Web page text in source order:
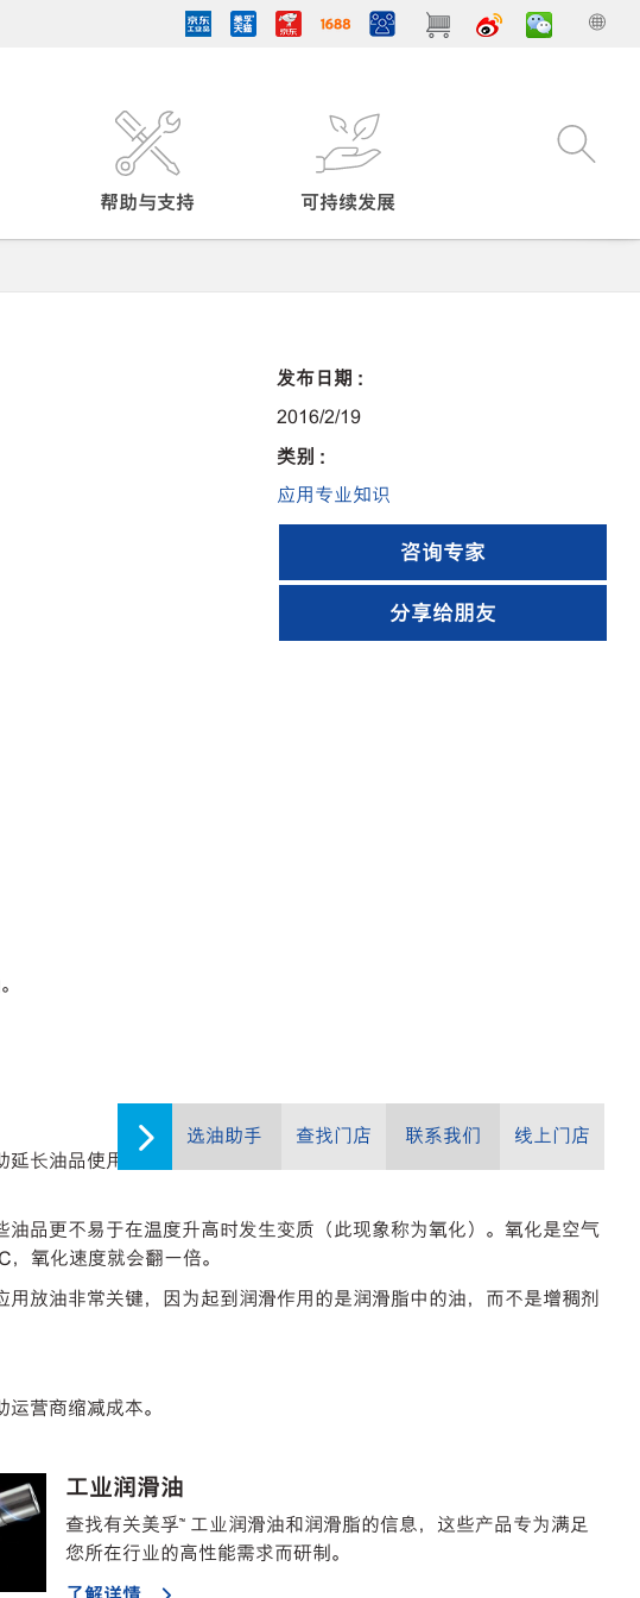
帮助与支持 可持续发展
选油助手 查找门店 联系我们 线上门店
发布日期 :
2016/2/19
类别 :
应用专业知识
咨询专家
分享给朋友
长油品使用寿命。在其他条件相当的情况下，合成润滑产品可针对更
品更不易于在温度升高时发生变质（此现象称为氧化）。氧化是空气
氧化速度就会翻一倍。
放油非常关键，因为起到润滑作用的是润滑脂中的油，而不是增稠剂
营商缩减成本。
工业润滑油
查找有关美孚™ 工业润滑油和润滑脂的信息，这些产品专为满足
您所在行业的高性能需求而研制。